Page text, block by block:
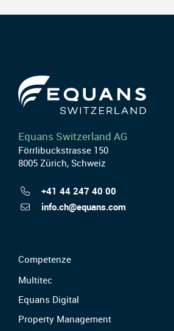
Equans Switzerland AG
Förrlibuckstrasse 150
8005 Zürich, Schweiz
+41 44 247 40 00
info.ch@equans.com
Competenze
Multitec
Equans Digital
Property Management